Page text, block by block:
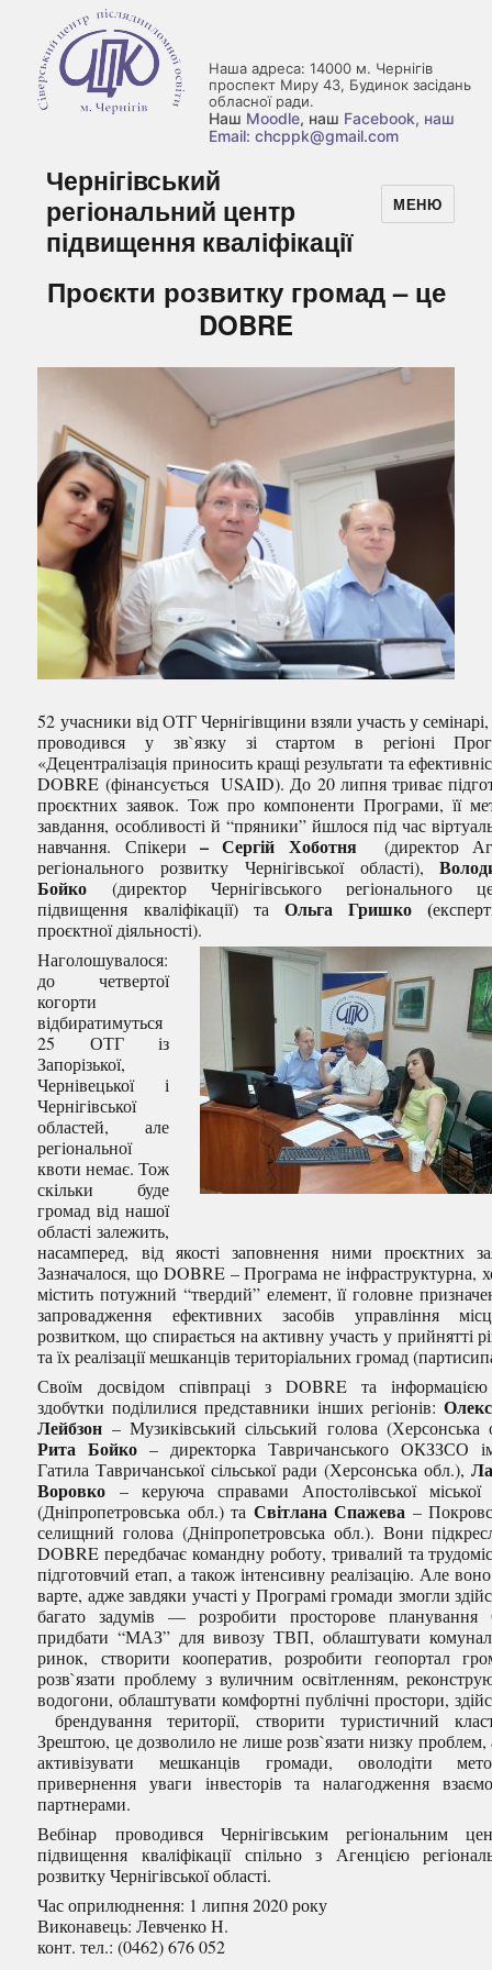
Наша адреса: 14000 м. Чернігів
проспект Миру 43, Будинок засідань
обласної ради.
Наш Moodle, наш Facebook, наш
Email: chcppk@gmail.com
Чернігівський
регіональний центр
підвищення кваліфікації
МЕНЮ
Проєкти розвитку громад – це
DOBRE
52 учасники від ОТГ Чернігівщини взяли участь у
проводився у зв`язку зі стартом в регіоні
«Децентралізація приносить кращі результати та
DOBRE (фінансується USAID). До 20 липня триває
проєктних заявок. Тож про компоненти Програми, її
завдання, особливості й “пряники” йшлося під час
навчання. Спікери–Сергій Хоботня(директор
регіонального розвитку Чернігівської області),
Бойко (директор Чернігівського регіонального
підвищення кваліфікації) та Ольга Гришко (
проєктної діяльності).
Наголошувалося:
до четвертої
когорти
відбиратимуться
25 ОТГ із
Запорізької,
Чернівецької і
Чернігівської
областей, але
регіональної
квоти немає. Тож
скільки буде
громад від нашої
області залежить,
насамперед, від якості заповнення ними проєктних
Зазначалося, що DOBRE – Програма не інфраструктурна,
містить потужний “твердий” елемент, її головне
запровадження ефективних засобів управління
розвитком, що спирається на активну участь у прийнятті
та їх реалізації мешканців територіальних громад
Своїм досвідом співпраці з DOBRE та
здобутки поділилися представники інших регіонів:
Лейбзон – Музиківський сільський голова (Херсонська
Рита Бойко – директорка Тавричанського ОКЗЗСО
Гатила Тавричанської сільської ради (Херсонська обл.),
Воровко – керуюча справами Апостолівської міської
(Дніпропетровська обл.) та Світлана Спажева –
селищний голова (Дніпропетровська обл.). Вони
DOBRE передбачає командну роботу, тривалий та
підготовчий етап, а також інтенсивну реалізацію. Але
варте, адже завдяки участі у Програмі громади змогли
багато задумів — розробити просторове
придбати “МАЗ” для вивозу ТВП, облаштувати
ринок, створити кооператив, розробити геопортал
розв`язати проблему з вуличним освітленням,
водогони, облаштувати комфортні публічні простори,
брендування території, створити туристичний
Зрештою, це дозволило не лише розв`язати низку проблем,
активізувати мешканців громади, оволодіти
привернення уваги інвесторів та налагодження
партнерами.
Вебінар проводився Чернігівським регіональним
підвищення кваліфікації спільно з Агенцією
розвитку Чернігівської області.
Час оприлюднення: 1 липня 2020 року
Виконавець: Левченко Н.
конт. тел.: (0462) 676 052